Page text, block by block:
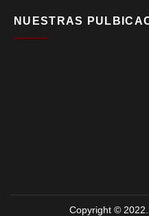
NUESTRAS
Copyright © 2022.